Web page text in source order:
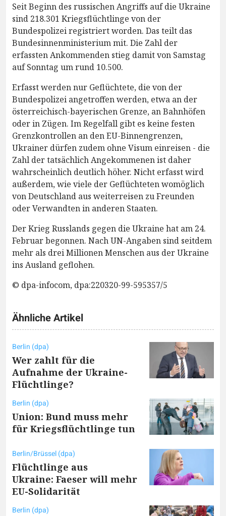
Seit Beginn des russischen Angriffs auf die Ukraine
sind 218.301 Kriegsflüchtlinge von der
Bundespolizei registriert worden. Das teilt das
Bundesinnenministerium mit. Die Zahl der
erfassten Ankommenden stieg damit von Samstag
auf Sonntag um rund 10.500.
Erfasst werden nur Geflüchtete, die von der
Bundespolizei angetroffen werden, etwa an der
österreichisch-bayerischen Grenze, an Bahnhöfen
oder in Zügen. Im Regelfall gibt es keine festen
Grenzkontrollen an den EU-Binnengrenzen,
Ukrainer dürfen zudem ohne Visum einreisen - die
Zahl der tatsächlich Angekommenen ist daher
wahrscheinlich deutlich höher. Nicht erfasst wird
außerdem, wie viele der Geflüchteten womöglich
von Deutschland aus weiterreisen zu Freunden
oder Verwandten in anderen Staaten.
Der Krieg Russlands gegen die Ukraine hat am 24.
Februar begonnen. Nach UN-Angaben sind seitdem
mehr als drei Millionen Menschen aus der Ukraine
ins Ausland geflohen.
© dpa-infocom, dpa:220320-99-595357/5
Ähnliche Artikel
Berlin (dpa)
Wer zahlt für die
Aufnahme der Ukraine-
Flüchtlinge?
Berlin (dpa)
Union: Bund muss mehr
für Kriegsflüchtlinge tun
Berlin/Brüssel (dpa)
Flüchtlinge aus
Ukraine: Faeser will mehr
EU-Solidarität
Berlin (dpa)